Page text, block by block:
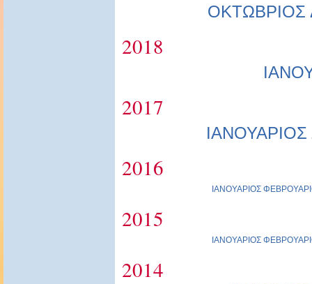
ΟΚΤΩΒΡΙΟΣ
2018
2017
ΙΑΝΟΥΑΡΙΟΣ
2016
ΙΑΝΟΥΑΡΙΟΣ
2015
ΙΑΝΟΥΑΡΙΟΣ
2014